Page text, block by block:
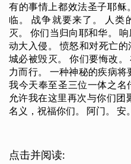
有的事情上都效法圣子耶
临。 战争就要来了。 人类
灭。 你们当归向耶和华。
动大入侵。 愤怒和对死亡
城必被毁灭。 你们要悔改
力而行。 一种神秘的疾病
我今天奉至圣三位一体之名
允许我在这里再次与你们团
名义，祝福你们。 阿门。 安。
点击并阅读: